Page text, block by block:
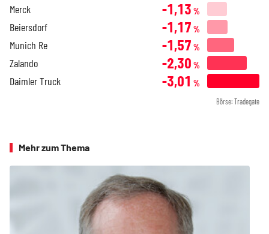
Merck -1,13 %
Beiersdorf -1,17 %
Munich Re -1,57 %
Zalando -2,30 %
Daimler Truck -3,01 %
Börse: Tradegate
Mehr zum Thema